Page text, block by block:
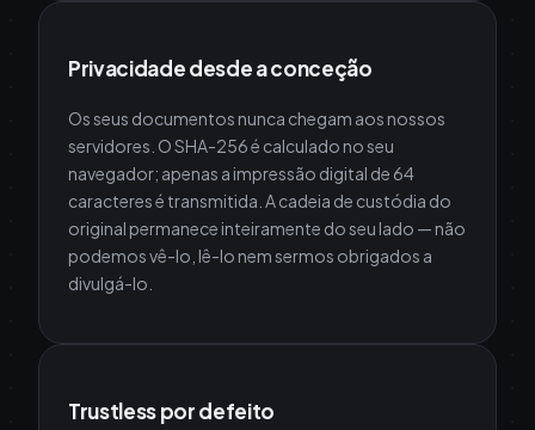
Privacidade desde a conceção
Os seus documentos nunca chegam aos nossos
servidores. O SHA-256 é calculado no seu
navegador; apenas a impressão digital de 64
caracteres é transmitida. A cadeia de custódia do
original permanece inteiramente do seu lado — não
podemos vê-lo, lê-lo nem sermos obrigados a
divulgá-lo.
Trustless por defeito